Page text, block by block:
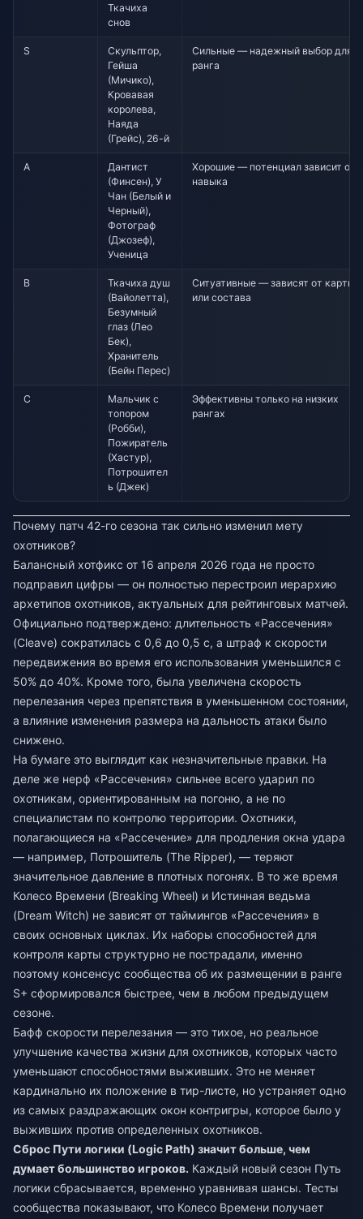
Ткачиха
снов
S
Скульптор,
Гейша
(Мичико),
Кровавая
королева,
Наяда
(Грейс), 26-й
Сильные — надежный выбор для
ранга
A
Дантист
(Финсен), У
Чан (Белый и
Черный),
Фотограф
(Джозеф),
Ученица
Хорошие — потенциал зависит от
навыка
B
Ткачиха душ
(Вайолетта),
Безумный
глаз (Лео
Бек),
Хранитель
(Бейн Перес)
Ситуативные — зависят от карты
или состава
C
Мальчик с
топором
(Робби),
Пожиратель
(Хастур),
Потрошител
ь (Джек)
Эффективны только на низких
рангах
Почему патч 42-го сезона так сильно изменил мету
охотников?
Балансный хотфикс от 16 апреля 2026 года не просто
подправил цифры — он полностью перестроил иерархию
архетипов охотников, актуальных для рейтинговых матчей.
Официально подтверждено: длительность «Рассечения»
(Cleave) сократилась с 0,6 до 0,5 с, а штраф к скорости
передвижения во время его использования уменьшился с
50% до 40%. Кроме того, была увеличена скорость
перелезания через препятствия в уменьшенном состоянии,
а влияние изменения размера на дальность атаки было
снижено.
На бумаге это выглядит как незначительные правки. На
деле же нерф «Рассечения» сильнее всего ударил по
охотникам, ориентированным на погоню, а не по
специалистам по контролю территории. Охотники,
полагающиеся на «Рассечение» для продления окна удара
— например, Потрошитель (The Ripper), — теряют
значительное давление в плотных погонях. В то же время
Колесо Времени (Breaking Wheel) и Истинная ведьма
(Dream Witch) не зависят от таймингов «Рассечения» в
своих основных циклах. Их наборы способностей для
контроля карты структурно не пострадали, именно
поэтому консенсус сообщества об их размещении в ранге
S+ сформировался быстрее, чем в любом предыдущем
сезоне.
Бафф скорости перелезания — это тихое, но реальное
улучшение качества жизни для охотников, которых часто
уменьшают способностями выживших. Это не меняет
кардинально их положение в тир-листе, но устраняет одно
из самых раздражающих окон контригры, которое было у
выживших против определенных охотников.
Сброс Пути логики (Logic Path) значит больше, чем
думает большинство игроков. Каждый новый сезон Путь
логики сбрасывается, временно уравнивая шансы. Тесты
сообщества показывают, что Колесо Времени получает